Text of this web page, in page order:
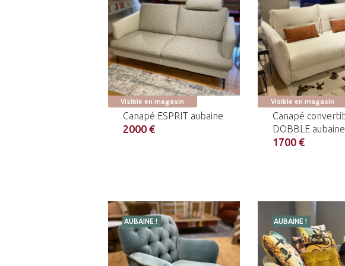
Visible en magasin
Canapé ESPRIT aubaine
2000 €
Visible en magasin
Canapé
DOBBLE aubaine
1700 €
AUBAINE ! AUBAINE !